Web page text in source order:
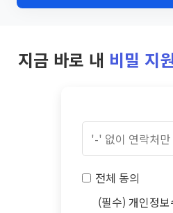
지금 바로 내 비밀 지
전체 동의
(필수) 개인정